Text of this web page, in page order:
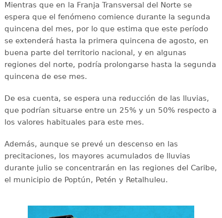
Mientras que en la Franja Transversal del Norte se
espera que el fenómeno comience durante la segunda
quincena del mes, por lo que estima que este período
se extenderá hasta la primera quincena de agosto, en
buena parte del territorio nacional, y en algunas
regiones del norte, podría prolongarse hasta la segunda
quincena de ese mes.
De esa cuenta, se espera una reducción de las lluvias,
que podrían situarse entre un 25% y un 50% respecto a
los valores habituales para este mes.
Además, aunque se prevé un descenso en las
precitaciones, los mayores acumulados de lluvias
durante julio se concentrarán en las regiones del Caribe,
el municipio de Poptún, Petén y Retalhuleu.